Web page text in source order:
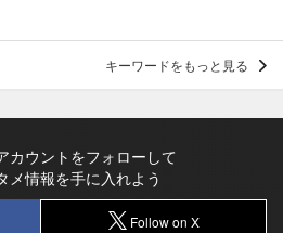
キーワードをもっと見る
カウントをフォローして
メ情報を手に入れよう
Follow on X